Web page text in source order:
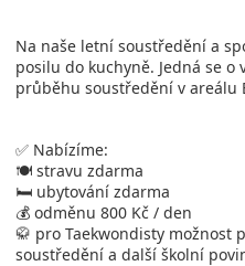
Na naše letní soustředění a
posilu do kuchyně. Jedná se
průběhu soustředění v areálu
✅ Nabízíme:
🍽️ stravu zdarma
🛏️ ubytování zdarma
💰 odměnu 800 Kč / den
🥋 pro Taekwondisty možnost
soustředění a další školní